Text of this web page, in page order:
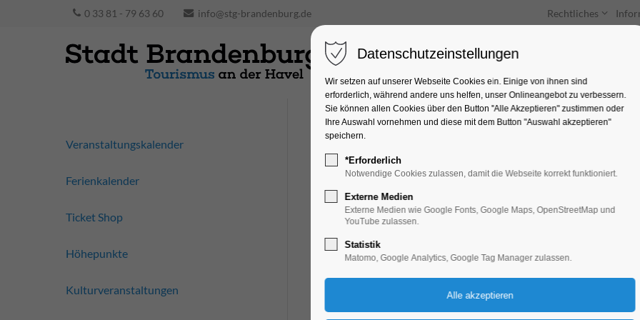
0 33 81 - 79 63 60 info@stg-brandenburg.de Rechtliches
Unterkünfte Entdecken & Erleben
Brandenburger
Ferienkalender, Kinder, Jugend, Mitmach-
21.08.2026, 10:00–17:00
Veranstaltungskalender
Ferienkalender
Ticket Shop
Höhepunkte
Kulturveranstaltungen
Datenschutzeinstellungen
Wir setzen auf unserer Webseite Cookies ein. Einige von ihnen sind
erforderlich, während andere uns helfen, unser Onlineangebot zu verbessern.
Sie können allen Cookies über den Button "Alle Akzeptieren" zustimmen oder
Ihre Auswahl vornehmen und diese mit dem Button "Auswahl akzeptieren"
speichern.
*Erforderlich
Notwendige Cookies zulassen, damit die Webseite korrekt funktioniert.
Externe Medien
Externe Medien wie Google Fonts, Google Maps, OpenStreetMap und
YouTube zulassen.
Statistik
Matomo, Google Analytics, Google Tag Manager zulassen.